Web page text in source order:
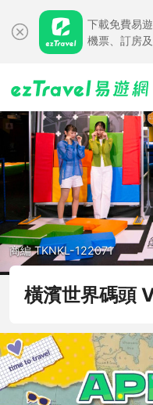
下載免費易
機票、訂房
商編 TKNKL-122071
橫濱世界碼頭